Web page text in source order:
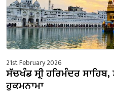
21st February 2026
ਸੱਚਖੰਡ ਸ੍ਰੀ ਹਰਿਮੰਦਰ ਸਾਹਿਬ,
ਹੁਕਮਨਾਮਾ